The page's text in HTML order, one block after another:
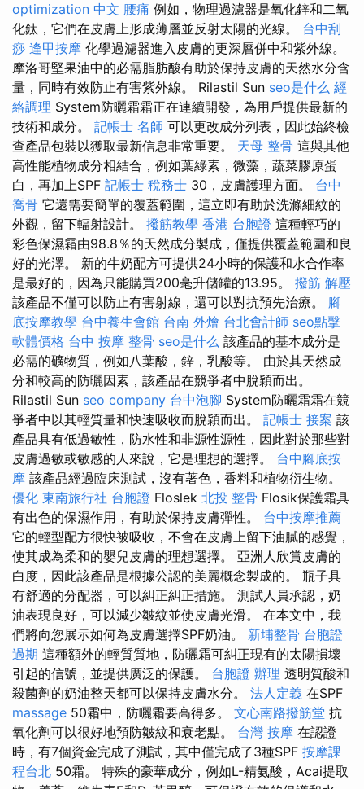
optimization 中文 腰痛 例如，物理過濾器是氧化鋅和二氧
化鈦，它們在皮膚上形成薄層並反射太陽的光線。 台中刮
痧 逢甲按摩 化學過濾器進入皮膚的更深層併中和紫外線。
摩洛哥堅果油中的必需脂肪酸有助於保持皮膚的天然水分含
量，同時有效防止有害紫外線。 Rilastil Sun seo是什么 經
絡調理 System防曬霜霜正在連續開發，為用戶提供最新的
技術和成分。 記帳士 名師 可以更改成分列表，因此始終檢
查產品包裝以獲取最新信息非常重要。 天母 整骨 這與其他
高性能植物成分相結合，例如葉綠素，微藻，蔬菜膠原蛋
白，再加上SPF 記帳士 稅務士 30，皮膚護理方面。 台中
喬骨 它還需要簡單的覆蓋範圍，這立即有助於洗滌細紋的
外觀，留下輻射設計。 撥筋教學 香港 台胞證 這種輕巧的
彩色保濕霜由98.8％的天然成分製成，僅提供覆蓋範圍和良
好的光澤。 新的牛奶配方可提供24小時的保護和水合作率
是最好的，因為只能購買200毫升儲罐的13.95。 撥筋 解壓
該產品不僅可以防止有害射線，還可以對抗預先治療。 腳
底按摩教學 台中養生會館 台南 外燴 台北會計師 seo點擊
軟體價格 台中 按摩 整骨 seo是什么 該產品的基本成分是
必需的礦物質，例如八葉酸，鋅，乳酸等。 由於其天然成
分和較高的防曬因素，該產品在競爭者中脫穎而出。
Rilastil Sun seo company 台中泡腳 System防曬霜霜在競
爭者中以其輕質量和快速吸收而脫穎而出。 記帳士 接案 該
產品具有低過敏性，防水性和非源性源性，因此對於那些對
皮膚過敏或敏感的人來說，它是理想的選擇。 台中腳底按
摩 該產品經過臨床測試，沒有著色，香料和植物衍生物。
優化 東南旅行社 台胞證 Floslek 北投 整骨 Flosik保護霜具
有出色的保濕作用，有助於保持皮膚彈性。 台中按摩推薦
它的輕型配方很快被吸收，不會在皮膚上留下油膩的感覺，
使其成為柔和的嬰兒皮膚的理想選擇。 亞洲人欣賞皮膚的
白度，因此該產品是根據公認的美麗概念製成的。 瓶子具
有舒適的分配器，可以糾正糾正措施。 測試人員承認，奶
油表現良好，可以減少皺紋並使皮膚光滑。 在本文中，我
們將向您展示如何為皮膚選擇SPF奶油。 新埔整骨 台胞證
過期 這種額外的輕質質地，防曬霜可糾正現有的太陽損壞
引起的信號，並提供廣泛的保護。 台胞證 辦理 透明質酸和
殺菌劑的奶油整天都可以保持皮膚水分。 法人定義 在SPF
massage 50霜中，防曬霜要高得多。 文心南路撥筋堂 抗
氧化劑可以很好地預防皺紋和衰老點。 台灣 按摩 在認證
時，有7個資金完成了測試，其中僅完成了3種SPF 按摩課
程台北 50霜。 特殊的豪華成分，例如L-精氨酸，Acai提取